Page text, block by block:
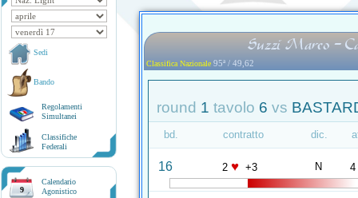
Sedi
Bando
Regolamenti
Simultanei
Classifiche
Federali
9
Calendario
Agonistico
Suzzi Marco -
Classifica Nazionale 95ª / 49,62
round 1 tavolo 6 vs
bd. contratto dic.
16 2 ♥ +3 N 4